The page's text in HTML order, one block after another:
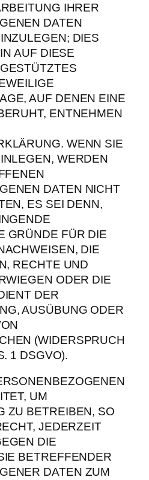
IHRER
DATEN
DIES
AUF DIESE
AUF DENEN EINE
ENTNEHMEN
WENN SIE
WERDEN
DATEN NICHT
ES SEI DENN,
GRÜNDE FÜR DIE
DIE
RECHTE UND
ODER DIE
DER
AUSÜBUNG ODER
(WIDERSPRUCH
1 DSGVO).
UM
ZU BETREIBEN, SO
JEDERZEIT
DIE
BETREFFENDER
DATEN ZUM